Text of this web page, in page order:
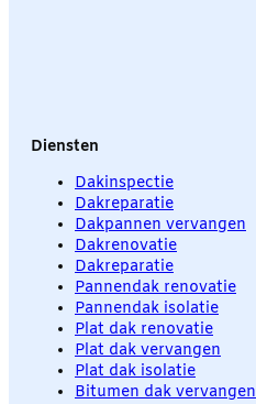
Diensten
Dakinspectie
Dakreparatie
Dakpannen vervangen
Dakrenovatie
Dakreparatie
Pannendak renovatie
Pannendak isolatie
Plat dak renovatie
Plat dak vervangen
Plat dak isolatie
Bitumen dak vervangen